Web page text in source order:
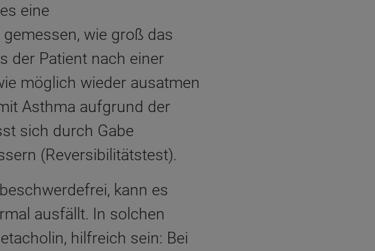
eine
wie groß das
der Patient nach einer
möglich wieder ausatmen
Asthma aufgrund der
sich durch Gabe
(Reversibilitätstest).
kann es
ausfällt. In solchen
hilfreich sein: Bei